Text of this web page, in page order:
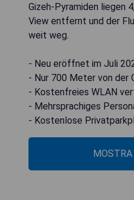
Gizeh-Pyramiden liegen
View entfernt und der
weit weg.
- Neu eröffnet im Juli
- Nur 700 Meter von der
- Kostenfreies WLAN
- Mehrsprachiges
- Kostenlose